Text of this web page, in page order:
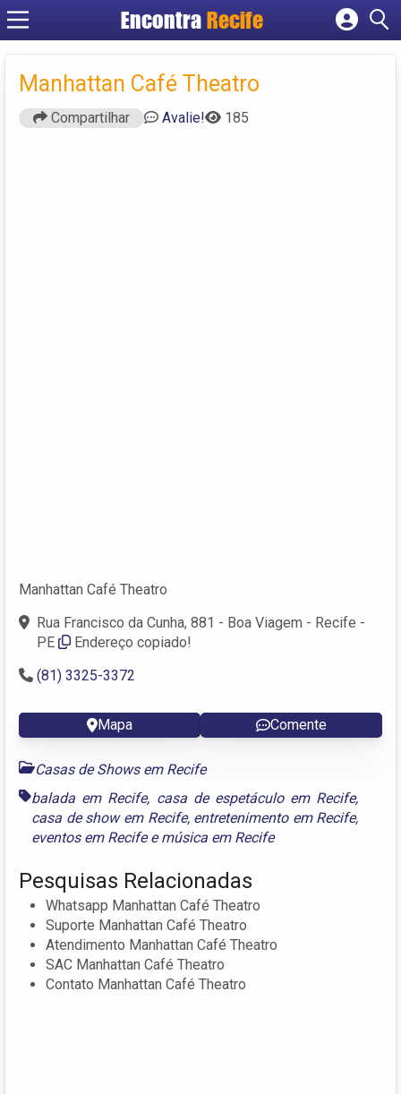
Encontra Recife
Cadastrar empresa
Criar conta
Manhattan Café Theatro
Compartilhar Avalie! 185
Manhattan Café Theatro
Rua Francisco da Cunha, 881 - Boa Viagem - Recife -
PE
Endereço copiado!
(81) 3325-3372
Mapa Comente
Casas de Shows em Recife
balada em Recife, casa de espetáculo em Recife,
casa de show em Recife, entretenimento em Recife,
eventos em Recifeemúsica em Recife
Pesquisas Relacionadas
Whatsapp Manhattan Café Theatro
Suporte Manhattan Café Theatro
Atendimento Manhattan Café Theatro
SAC Manhattan Café Theatro
Contato Manhattan Café Theatro